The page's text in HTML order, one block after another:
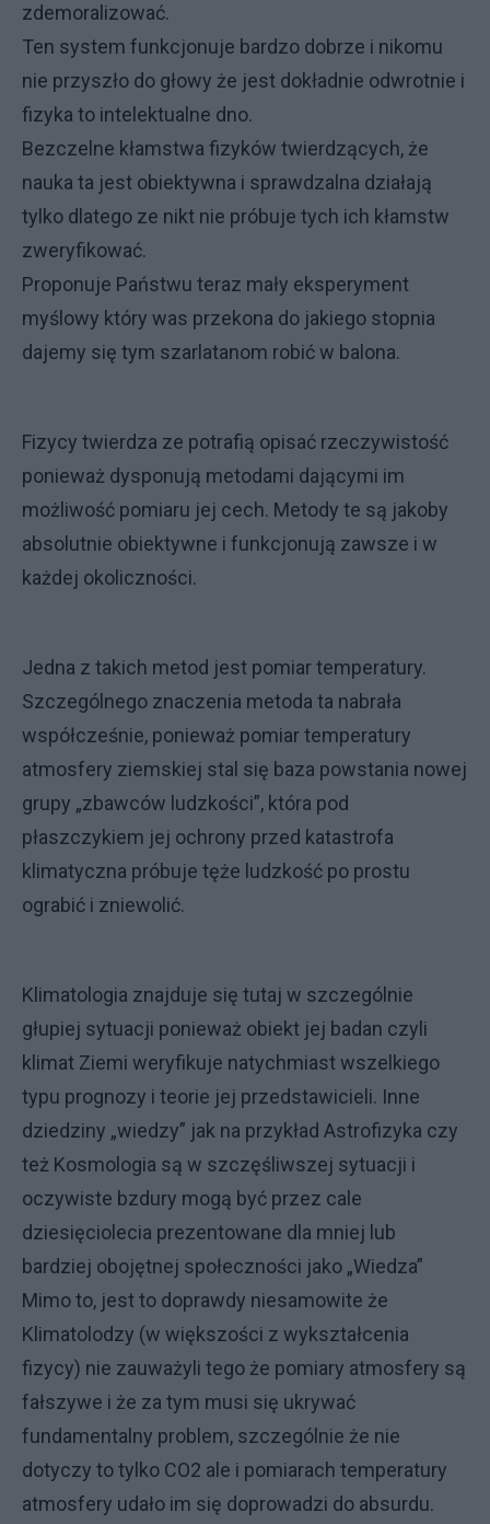
zdemoralizować.
Ten system funkcjonuje bardzo dobrze i nikomu
nie przyszło do głowy że jest dokładnie odwrotnie i
fizyka to intelektualne dno.
Bezczelne kłamstwa fizyków twierdzących, że
nauka ta jest obiektywna i sprawdzalna działają
tylko dlatego ze nikt nie próbuje tych ich kłamstw
zweryfikować.
Proponuje Państwu teraz mały eksperyment
myślowy który was przekona do jakiego stopnia
dajemy się tym szarlatanom robić w balona.
Fizycy twierdza ze potrafią opisać rzeczywistość
ponieważ dysponują metodami dającymi im
możliwość pomiaru jej cech. Metody te są jakoby
absolutnie obiektywne i funkcjonują zawsze i w
każdej okoliczności.
Jedna z takich metod jest pomiar temperatury.
Szczególnego znaczenia metoda ta nabrała
współcześnie, ponieważ pomiar temperatury
atmosfery ziemskiej stal się baza powstania nowej
grupy „zbawców ludzkości”, która pod
płaszczykiem jej ochrony przed katastrofa
klimatyczna próbuje tęże ludzkość po prostu
ograbić i zniewolić.
Klimatologia znajduje się tutaj w szczególnie
głupiej sytuacji ponieważ obiekt jej badan czyli
klimat Ziemi weryfikuje natychmiast wszelkiego
typu prognozy i teorie jej przedstawicieli. Inne
dziedziny „wiedzy” jak na przykład Astrofizyka czy
też Kosmologia są w szczęśliwszej sytuacji i
oczywiste bzdury mogą być przez cale
dziesięciolecia prezentowane dla mniej lub
bardziej obojętnej społeczności jako „Wiedza”
Mimo to, jest to doprawdy niesamowite że
Klimatolodzy (w większości z wykształcenia
fizycy) nie zauważyli tego że pomiary atmosfery są
fałszywe i że za tym musi się ukrywać
fundamentalny problem, szczególnie że nie
dotyczy to tylko CO2 ale i pomiarach temperatury
atmosfery udało im się doprowadzi do absurdu.